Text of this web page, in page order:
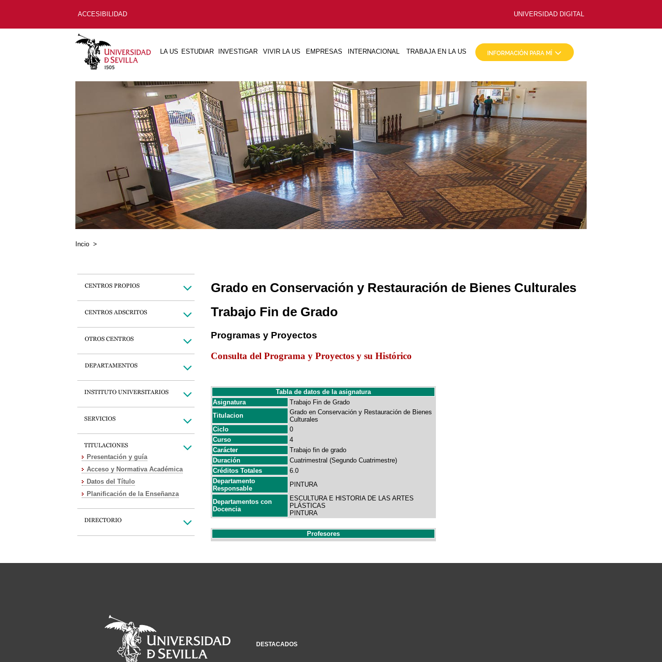
ACCESIBILIDAD UNIVERSIDAD DIGITAL
LA US ESTUDIAR INVESTIGAR VIVIR LA US EMPRESAS INTERNACIONAL TRABAJA EN LA US
Incio >
Presentación y guía
Acceso y Normativa Académica
Datos del Título
Planificación de la Enseñanza
Grado en Conservación y Restauración de Bienes Culturales
Trabajo Fin de Grado
Programas y Proyectos
Consulta del Programa y Proyectos y su Histórico
Tabla de datos de la asignatura
Asignatura
Trabajo Fin de Grado
Titulacion
Grado en Conservación y Restauración de Bienes
Culturales
Ciclo
0
Curso
4
Carácter
Trabajo fin de grado
Duración
Cuatrimestral (Segundo Cuatrimestre)
Créditos Totales
6.0
Departamento
Responsable
PINTURA
Departamentos con
Docencia
ESCULTURA E HISTORIA DE LAS ARTES
PLÁSTICAS
PINTURA
Profesores
DESTACADOS